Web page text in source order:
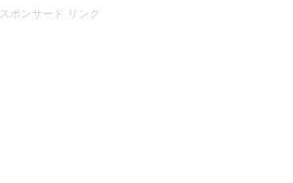
スポンサード リンク